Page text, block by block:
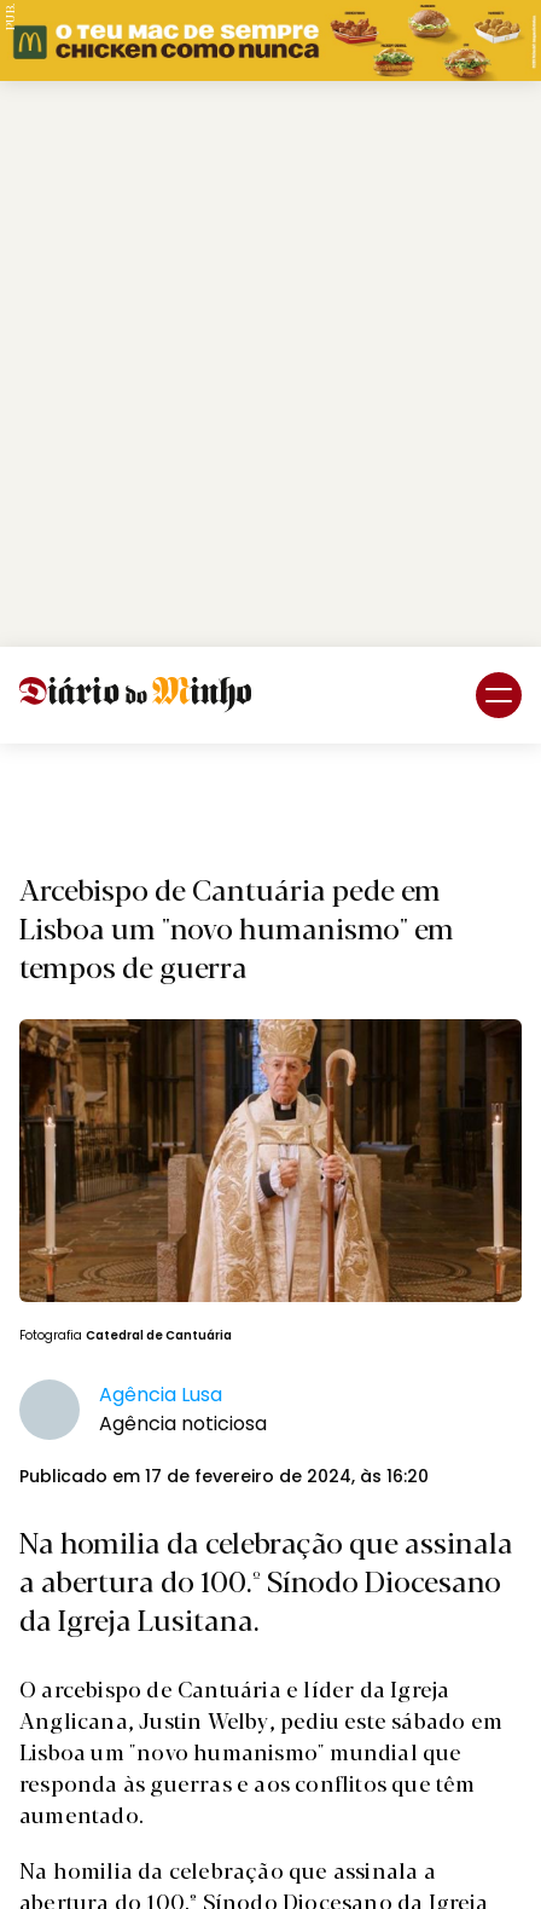
PUB.
Arcebispo de Cantuária pede em
Lisboa um "novo humanismo" em
tempos de guerra
Fotografia Catedral de Cantuária
Agência Lusa
Agência noticiosa
Publicado em 17 de fevereiro de 2024, às 16:20
Na homilia da celebração que assinala
a abertura do 100.º Sínodo Diocesano
da Igreja Lusitana.
O arcebispo de Cantuária e líder da Igreja
Anglicana, Justin Welby, pediu este sábado em
Lisboa um "novo humanismo" mundial que
responda às guerras e aos conflitos que têm
aumentado.
Na homilia da celebração que assinala a
abertura do 100.º Sínodo Diocesano da Igreja